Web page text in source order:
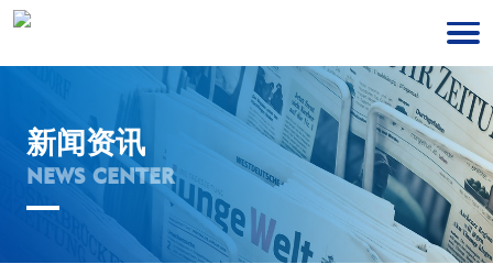
新闻资讯
NEWS CENTER